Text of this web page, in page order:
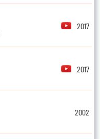
2017
2017
2002